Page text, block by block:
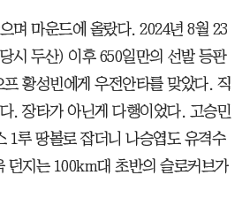
며 마운드에 올랐다. 2024년 8월 23
시 두산) 이후 650일만의 선발 등판
황성빈에게 우전안타를 맞았다. 직
. 장타가 아닌게 다행이었다. 고승민
1루 땅볼로 잡더니 나승엽도 유격수
던지는 100km대 초반의 슬로커브가